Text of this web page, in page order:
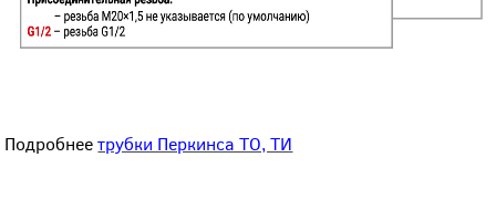
Подробнеетрубки Перкинса ТО, ТИ